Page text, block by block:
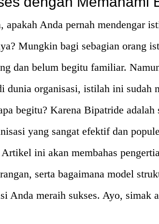
apakah Anda pernah mendengar
Mungkin bagi sebagian orang
dan belum begitu familiar.
dunia organisasi, istilah ini sudah
begitu? Karena Bipatride adalah
yang sangat efektif dan
ini akan membahas
serta bagaimana model
Anda meraih sukses. Ayo, simak